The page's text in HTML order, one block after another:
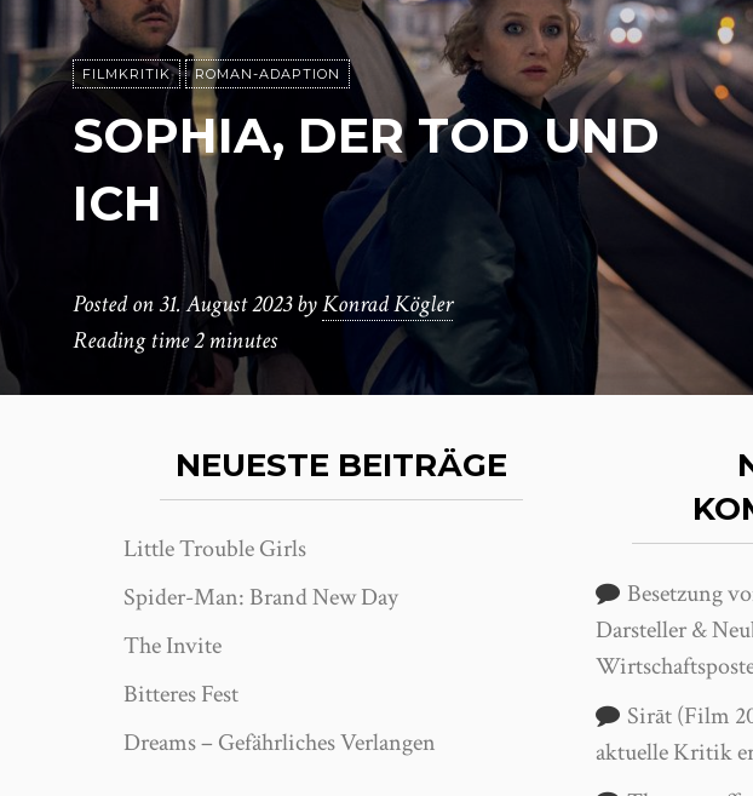
FILMKRITIK ROMAN-ADAPTION
SOPHIA, DER TOD UND
ICH
Posted on31. August 2023byKonrad Kögler
Reading time2 minutes
NEUESTE BEITRÄGE
Little Trouble Girls
Spider-Man: Brand New Day
The Invite
Bitteres Fest
Dreams – Gefährliches Verlangen
Besetzung
Darsteller &
Sirāt (Film
aktuelle Kritik